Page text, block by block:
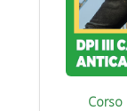
Corso